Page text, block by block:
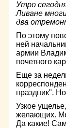
Утро
Ливане
два
По этому
ней
армии
почетного
Еще за
праздник".
Узкое
желающих.
Да какие!